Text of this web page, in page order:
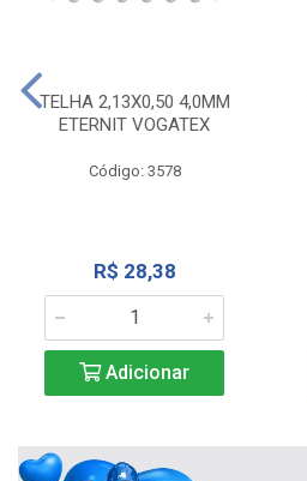
TELHA 2,13X0,50 4,0MM
ETERNIT VOGATEX
Código: 3578
R$ 28,38
Adicionar